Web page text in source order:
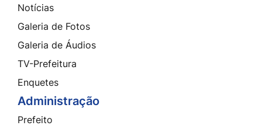
Notícias
Galeria de Fotos
Galeria de Áudios
TV-Prefeitura
Enquetes
Administração
Prefeito